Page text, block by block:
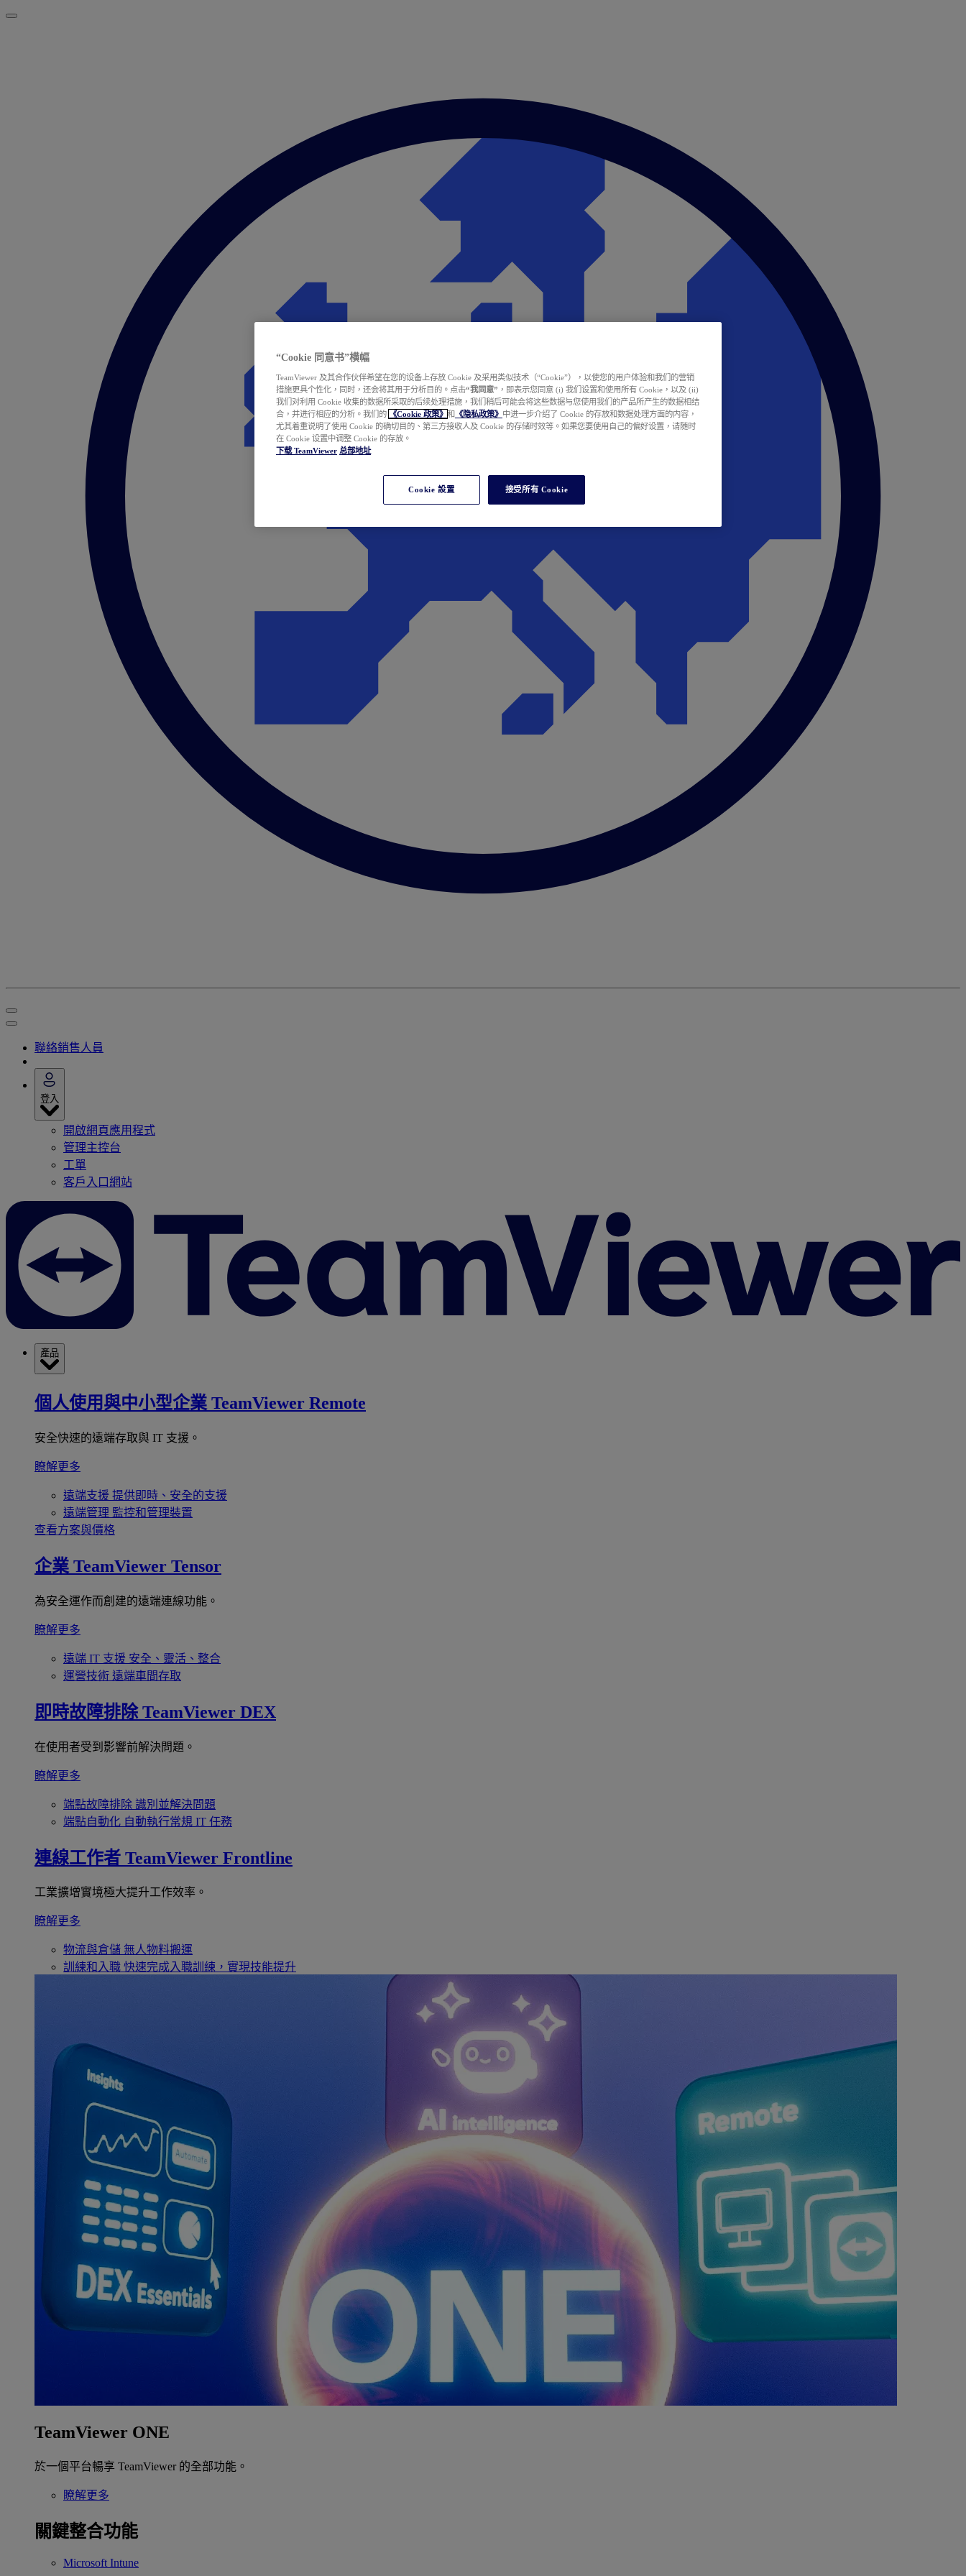
聯絡銷售人員
登入
開啟網頁應用程式
管理主控台
工單
客戶入口網站
產品
個人使用與中小型企業 TeamViewer Remote
安全快速的遠端存取與 IT 支援。
瞭解更多
遠端支援 提供即時、安全的支援
遠端管理 監控和管理裝置
查看方案與價格
企業 TeamViewer Tensor
為安全運作而創建的遠端連線功能。
瞭解更多
遠端 IT 支援 安全、靈活、整合
運營技術 遠端車間存取
即時故障排除 TeamViewer DEX
在使用者受到影響前解決問題。
瞭解更多
端點故障排除 識別並解決問題
端點自動化 自動執行常規 IT 任務
連線工作者 TeamViewer Frontline
工業擴增實境極大提升工作效率。
瞭解更多
物流與倉儲 無人物料搬運
訓練和入職 快速完成入職訓練，實現技能提升
TeamViewer ONE
於一個平台暢享 TeamViewer 的全部功能。
瞭解更多
關鍵整合功能
Microsoft Intune
“Cookie 同意书”横幅
TeamViewer 及其合作伙伴希望在您的设备上存放 Cookie 及采用类似技术（“Cookie”），以使您的用户体验和我们的营销
措施更具个性化，同时，还会将其用于分析目的。点击“我同意” ，即表示您同意 (i) 我们设置和使用所有 Cookie，以及 (ii)
我们对利用 Cookie 收集的数据所采取的后续处理措施，我们稍后可能会将这些数据与您使用我们的产品所产生的数据相结
合，并进行相应的分析。我们的
《Cookie 政策》 和 《隐私政策》 中进一步介绍了 Cookie 的存放和数据处理方面的内容，
尤其着重说明了使用 Cookie 的确切目的、第三方接收人及 Cookie 的存储时效等。如果您要使用自己的偏好设置，请随时
在 Cookie 设置中调整 Cookie 的存放。
下载 TeamViewer 总部地址
Cookie 設置 接受所有 Cookie